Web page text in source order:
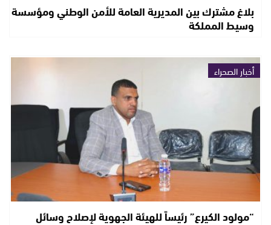
بلاغ مشترك بين المديرية العامة للأمن الوطني ومؤسسة
وسيط المملكة
أخبار الصحراء
“مولود الكيرع” رئيساً للهيئة الجهوية لإصلاح وسائل